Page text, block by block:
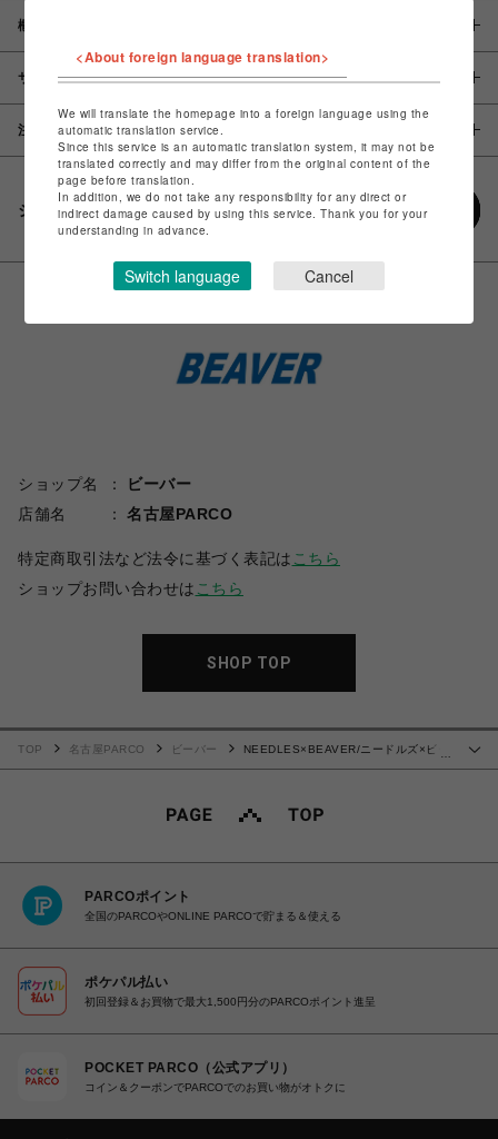
概要
サイズ
注意事項
シェアする
ショップ名
ビーバー
店舗名
名古屋PARCO
特定商取引法など法令に基づく表記は こちら
ショップお問い合わせは こちら
SHOP TOP
…
TOP 名古屋PARCO ビーバー
NEEDLES×BEAVER/ニードルズ×ビー
PARCOポイント
全国のPARCOやONLINE PARCOで貯まる＆使える
ポケパル払い
初回登録＆お買物で最大1,500円分のPARCOポイント進呈
POCKET PARCO（公式アプリ）
コイン＆クーポンでPARCOでのお買い物がオトクに
<About foreign language translation>
We will translate the homepage into a foreign language using the
automatic translation service.
Since this service is an automatic translation system, it may not be
translated correctly and may differ from the original content of the
page before translation.
In addition, we do not take any responsibility for any direct or
indirect damage caused by using this service. Thank you for your
understanding in advance.
Switch language Cancel